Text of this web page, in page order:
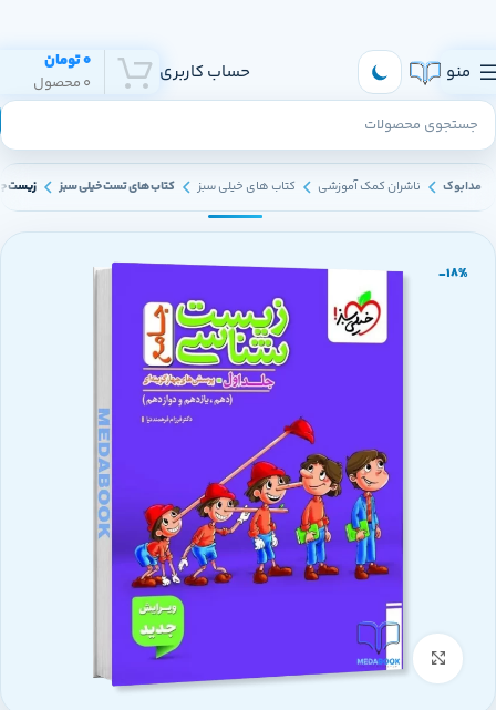
منو حساب کاربری 0 محصول
0تومان
مدابوک ناشران کمک آموزشی کتاب های خیلی سبز کتاب های تست خیلی سبز زیست جامع
-18%
بزرگنمایی تصویر